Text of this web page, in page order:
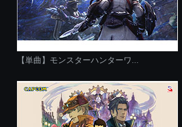
【単曲】モンスターハンターワ...